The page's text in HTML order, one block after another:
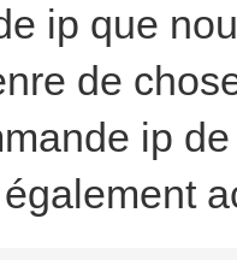
ip que
de
ip